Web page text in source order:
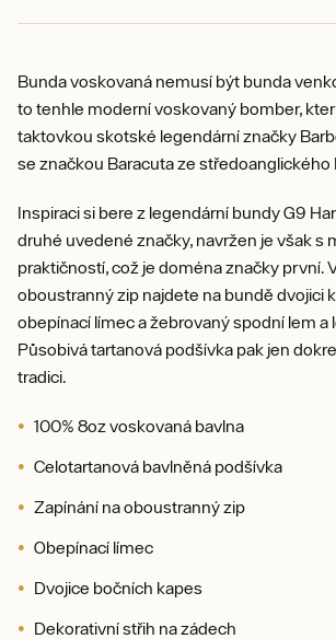
Bunda voskovaná nemusí být bunda
to tenhle moderní voskovaný bomber,
taktovkou skotské legendární značky
se značkou Baracuta ze
Inspiraci si bere z legendární bundy G9
druhé uvedené značky, navržen je však s
praktičností, což je doména značky první.
oboustranný zip najdete na bundě dvojici
obepínací límec a žebrovaný spodní lem a
Působivá tartanová podšívka pak jen
tradici.
100% 8oz voskovaná bavlna
Celotartanová bavlněná podšívka
Zapínání na oboustranný zip
Obepínací límec
Dvojice bočních kapes
Dekorativní střih na zádech